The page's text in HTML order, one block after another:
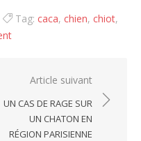
Tag: caca, chien, chiot,
Article suivant
UN CAS DE RAGE SUR
UN CHATON EN
RÉGION PARISIENNE